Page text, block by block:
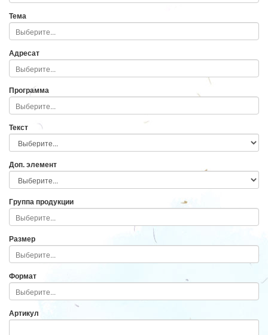
Тема
Адресат
Программа
Текст
Доп. элемент
Группа продукции
Размер
Формат
Артикул